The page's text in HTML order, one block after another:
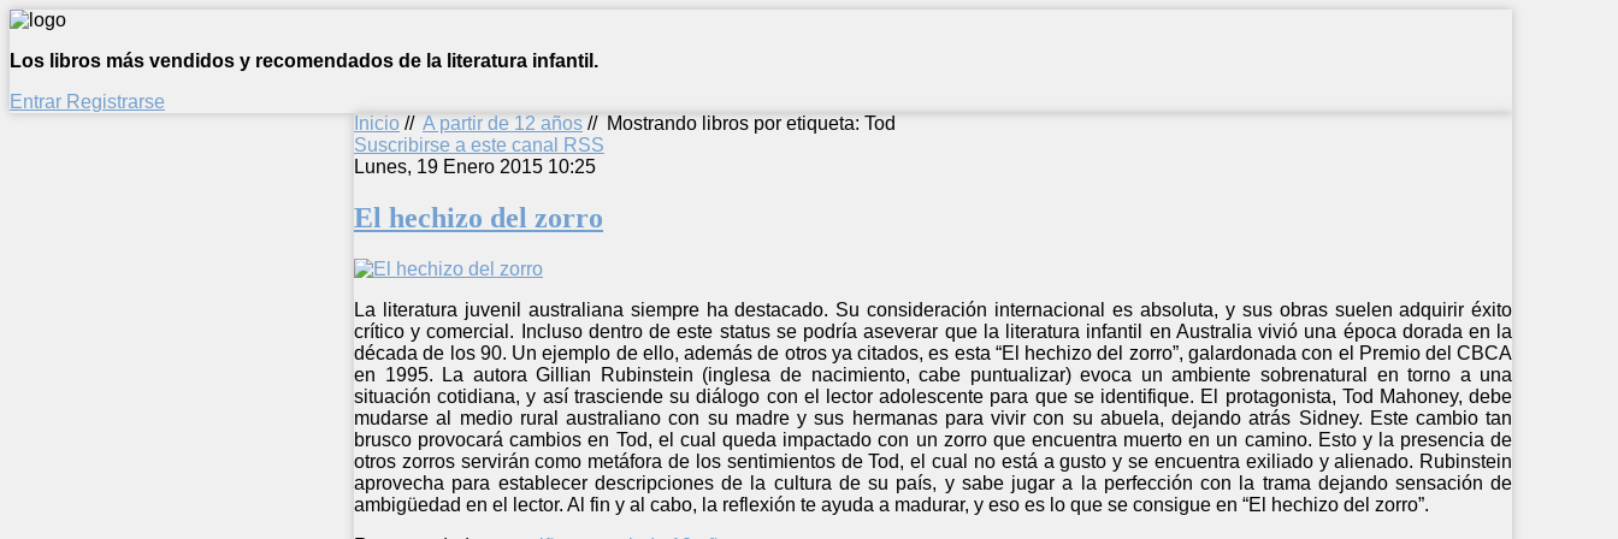
Los libros más vendidos y recomendados de la literatura infantil.
Entrar Registrarse
Inicio // A partir de 12 años // Mostrando libros por etiqueta: Tod
Suscribirse a este canal RSS
Lunes, 19 Enero 2015 10:25
El hechizo del zorro
La literatura juvenil australiana siempre ha destacado. Su consideración internacional es absoluta, y sus obras suelen adquirir éxito
crítico y comercial. Incluso dentro de este status se podría aseverar que la literatura infantil en Australia vivió una época dorada en la
década de los 90. Un ejemplo de ello, además de otros ya citados, es esta “El hechizo del zorro”, galardonada con el Premio del CBCA
en 1995. La autora Gillian Rubinstein (inglesa de nacimiento, cabe puntualizar) evoca un ambiente sobrenatural en torno a una
situación cotidiana, y así trasciende su diálogo con el lector adolescente para que se identifique. El protagonista, Tod Mahoney, debe
mudarse al medio rural australiano con su madre y sus hermanas para vivir con su abuela, dejando atrás Sidney. Este cambio tan
brusco provocará cambios en Tod, el cual queda impactado con un zorro que encuentra muerto en un camino. Esto y la presencia de
otros zorros servirán como metáfora de los sentimientos de Tod, el cual no está a gusto y se encuentra exiliado y alienado. Rubinstein
aprovecha para establecer descripciones de la cultura de su país, y sabe jugar a la perfección con la trama dejando sensación de
ambigüedad en el lector. Al fin y al cabo, la reflexión te ayuda a madurar, y eso es lo que se consigue en “El hechizo del zorro”.